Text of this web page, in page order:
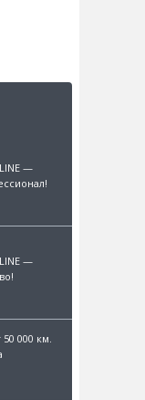
—
—
000 км.